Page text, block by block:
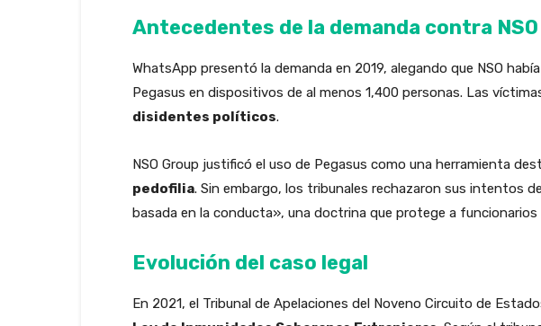
Antecedentes de la demanda contra
WhatsApp presentó la demanda en 2019, alegando que NSO
Pegasus en dispositivos de al menos 1,400 personas. Las
disidentes políticos.
NSO Group justificó el uso de Pegasus como una herramienta
pedofilia. Sin embargo, los tribunales rechazaron sus intentos
basada en la conducta», una doctrina que protege a
Evolución del caso legal
En 2021, el Tribunal de Apelaciones del Noveno Circuito de